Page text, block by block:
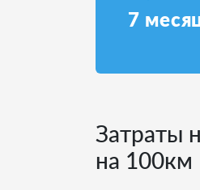
7
Затраты
на 100км